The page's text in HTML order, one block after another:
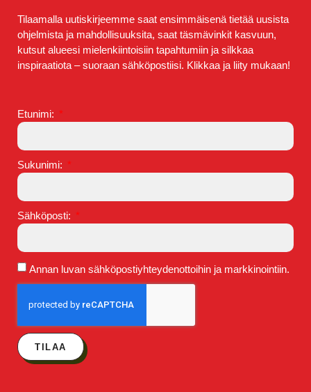
Tilaamalla uutiskirjeemme saat ensimmäisenä tietää uusista
ohjelmista ja mahdollisuuksita, saat täsmävinkit kasvuun,
kutsut alueesi mielenkiintoisiin tapahtumiin ja silkkaa
inspiraatiota – suoraan sähköpostiisi. Klikkaa ja liity mukaan!
Etunimi:
Sukunimi:
Sähköposti:
Annan luvan sähköpostiyhteydenottoihin ja markkinointiin.
TILAA